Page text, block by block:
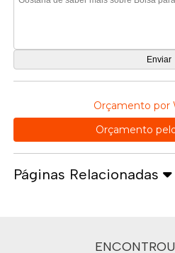
Orçamento por
Orçamento
Páginas Relacionadas